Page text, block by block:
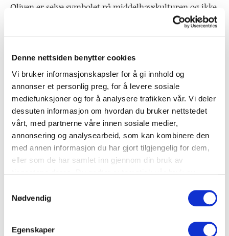
Denne nettsiden benytter cookies
Vi bruker informasjonskapsler for å gi innhold og
annonser et personlig preg, for å levere sosiale
mediefunksjoner og for å analysere trafikken vår. Vi deler
dessuten informasjon om hvordan du bruker nettstedet
vårt, med partnerne våre innen sosiale medier,
annonsering og analysearbeid, som kan kombinere den
med annen informasjon du har gjort tilgjengelig for dem,
eller som de har samlet inn gjennom din bruk av
Nødvendig
Egenskaper
Oliven er selve symbolet på middelhavskulturen og ikke
innvandrerbutikkene som dukket opp i…